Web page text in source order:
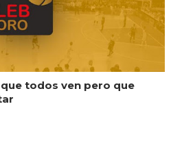
que todos ven pero que